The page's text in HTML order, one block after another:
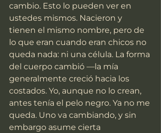
cambio. Esto lo pueden ver en
ustedes mismos. Nacieron y
tienen el mismo nombre, pero de
lo que eran cuando eran chicos no
queda nada: ni una célula. La forma
del cuerpo cambió —la mía
generalmente creció hacia los
costados. Yo, aunque no lo crean,
antes tenía el pelo negro. Ya no me
queda. Uno va cambiando, y sin
embargo asume cierta